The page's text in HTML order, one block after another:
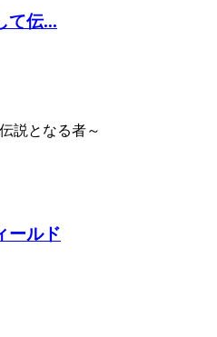
て伝...
説となる者～
ールド